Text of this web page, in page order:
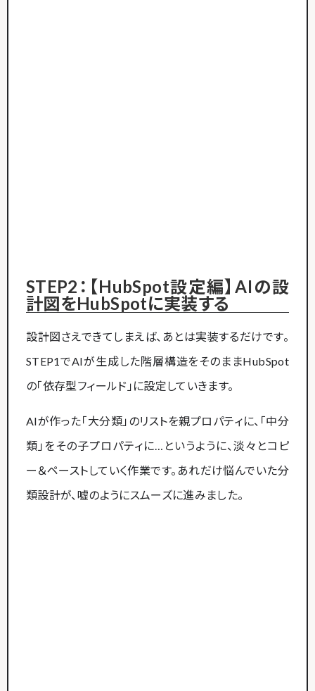
STEP2：【HubSpot設定編】AIの設
計図をHubSpotに実装する
設計図さえできてしまえば、あとは実装するだけです。
STEP1でAIが生成した階層構造をそのままHubSpot
の「依存型フィールド」に設定していきます。
AIが作った「大分類」のリストを親プロパティに、「中分
類」をその子プロパティに…というように、淡々とコピ
ー＆ペーストしていく作業です。あれだけ悩んでいた分
類設計が、嘘のようにスムーズに進みました。